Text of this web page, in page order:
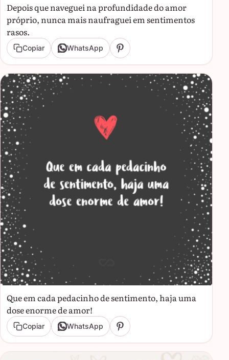
Depois que naveguei na profundidade do amor
próprio, nunca mais naufraguei em sentimentos
rasos.
Copiar WhatsApp
Que em cada pedacinho de sentimento, haja uma
dose enorme de amor!
Copiar WhatsApp